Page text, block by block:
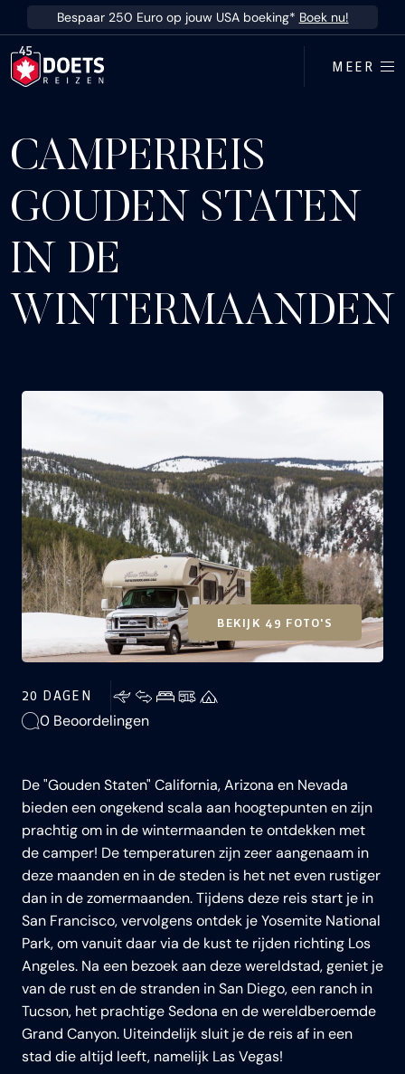
Ga direct naar inhoud
Bespaar 250 Euro op jouw USA boeking* Boek nu!
MEER
CAMPERREIS
GOUDEN STATEN
IN DE
WINTERMAANDEN
BEKIJK 49 FOTO'S
20 DAGEN
0 Beoordelingen
De "Gouden Staten" California, Arizona en Nevada
bieden een ongekend scala aan hoogtepunten en zijn
prachtig om in de wintermaanden te ontdekken met
de camper! De temperaturen zijn zeer aangenaam in
deze maanden en in de steden is het net even rustiger
dan in de zomermaanden. Tijdens deze reis start je in
San Francisco, vervolgens ontdek je Yosemite National
Park, om vanuit daar via de kust te rijden richting Los
Angeles. Na een bezoek aan deze wereldstad, geniet je
van de rust en de stranden in San Diego, een ranch in
Tucson, het prachtige Sedona en de wereldberoemde
Grand Canyon. Uiteindelijk sluit je de reis af in een
stad die altijd leeft, namelijk Las Vegas!